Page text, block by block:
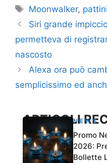
Tag
Moonwalker, pattini
Siri grande
permetteva di
nascosto
Alexa ora può
semplicissimo ed
ARTICOLINEWS
Promo
2026:
Bollette